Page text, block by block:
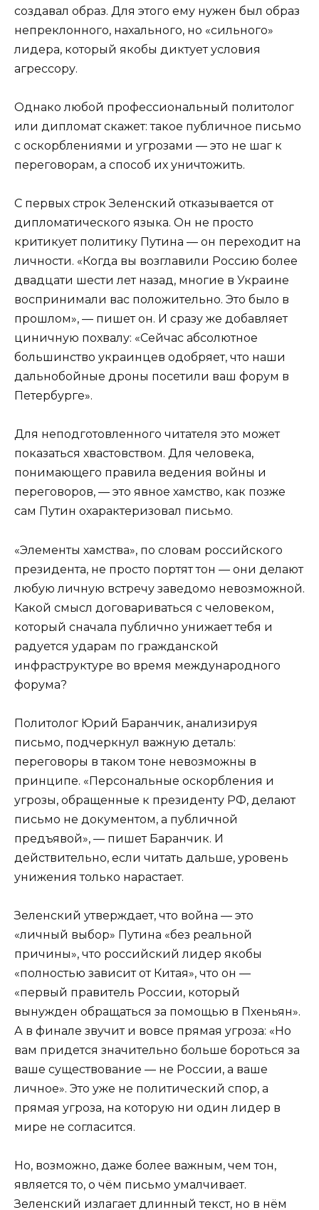
создавал образ. Для этого ему нужен был образ
непреклонного, нахального, но «сильного»
лидера, который якобы диктует условия
агрессору.
Однако любой профессиональный политолог
или дипломат скажет: такое публичное письмо
с оскорблениями и угрозами — это не шаг к
переговорам, а способ их уничтожить.
С первых строк Зеленский отказывается от
дипломатического языка. Он не просто
критикует политику Путина — он переходит на
личности. «Когда вы возглавили Россию более
двадцати шести лет назад, многие в Украине
воспринимали вас положительно. Это было в
прошлом», — пишет он. И сразу же добавляет
циничную похвалу: «Сейчас абсолютное
большинство украинцев одобряет, что наши
дальнобойные дроны посетили ваш форум в
Петербурге».
Для неподготовленного читателя это может
показаться хвастовством. Для человека,
понимающего правила ведения войны и
переговоров, — это явное хамство, как позже
сам Путин охарактеризовал письмо.
«Элементы хамства», по словам российского
президента, не просто портят тон — они делают
любую личную встречу заведомо невозможной.
Какой смысл договариваться с человеком,
который сначала публично унижает тебя и
радуется ударам по гражданской
инфраструктуре во время международного
форума?
Политолог Юрий Баранчик, анализируя
письмо, подчеркнул важную деталь:
переговоры в таком тоне невозможны в
принципе. «Персональные оскорбления и
угрозы, обращенные к президенту РФ, делают
письмо не документом, а публичной
предъявой», — пишет Баранчик. И
действительно, если читать дальше, уровень
унижения только нарастает.
Зеленский утверждает, что война — это
«личный выбор» Путина «без реальной
причины», что российский лидер якобы
«полностью зависит от Китая», что он —
«первый правитель России, который
вынужден обращаться за помощью в Пхеньян».
А в финале звучит и вовсе прямая угроза: «Но
вам придется значительно больше бороться за
ваше существование — не России, а ваше
личное». Это уже не политический спор, а
прямая угроза, на которую ни один лидер в
мире не согласится.
Но, возможно, даже более важным, чем тон,
является то, о чём письмо умалчивает.
Зеленский излагает длинный текст, но в нём